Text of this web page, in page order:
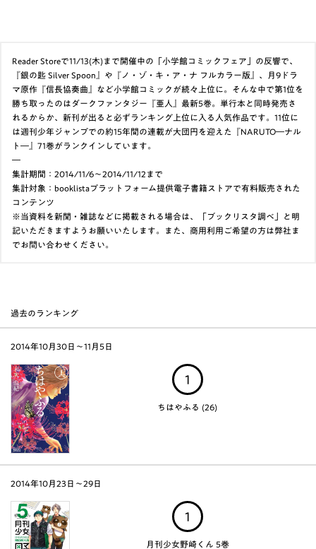
Reader Storeで11/13(木)まで開催中の「小学館コミックフェア」の反響で、
『銀の匙 Silver Spoon』や『ノ・ゾ・キ・ア・ナ フルカラー版』、月9ドラ
マ原作『信長協奏曲』など小学館コミックが続々上位に。そんな中で第1位を
勝ち取ったのはダークファンタジー『亜人』最新5巻。単行本と同時発売さ
れるからか、新刊が出ると必ずランキング上位に入る人気作品です。11位に
は週刊少年ジャンプでの約15年間の連載が大団円を迎えた『NARUTO―ナル
ト―』71巻がランクインしています。
―
集計期間：2014/11/6～2014/11/12まで
集計対象：booklistaプラットフォーム提供電子書籍ストアで有料販売された
コンテンツ
※当資料を新聞・雑誌などに掲載される場合は、「ブックリスタ調べ」と明
記いただきますようお願いいたします。また、商用利用ご希望の方は弊社ま
でお問い合わせください。
過去のランキング
2014年10月30日～11月5日
1
ちはやふる (26)
2014年10月23日～29日
1
月刊少女野崎くん 5巻